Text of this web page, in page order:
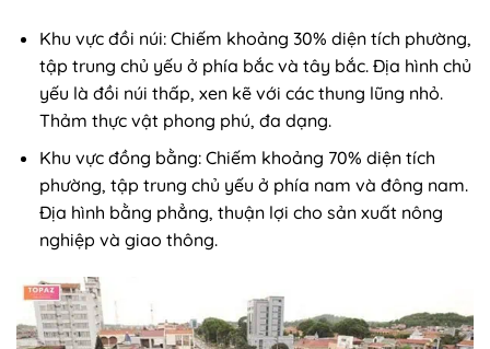
Khu vực đồi núi: Chiếm khoảng 30% diện tích phường,
tập trung chủ yếu ở phía bắc và tây bắc. Địa hình chủ
yếu là đồi núi thấp, xen kẽ với các thung lũng nhỏ.
Thảm thực vật phong phú, đa dạng.
Khu vực đồng bằng: Chiếm khoảng 70% diện tích
phường, tập trung chủ yếu ở phía nam và đông nam.
Địa hình bằng phẳng, thuận lợi cho sản xuất nông
nghiệp và giao thông.